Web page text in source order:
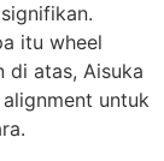
itu wheel
di atas, Aisuka
untuk